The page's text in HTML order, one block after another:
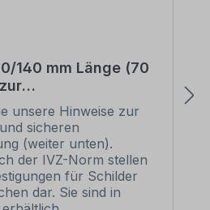
140 mm Länge (70
unsere Hinweise zur
sicheren
(weiter unten).
der IVZ-Norm stellen
für Schilder
dar. Sie sind in